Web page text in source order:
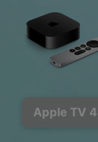
Apple TV 4